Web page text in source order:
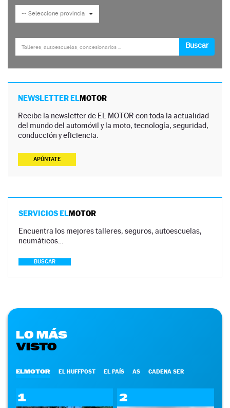
NEWSLETTER ELMOTOR
Recibe la newsletter de EL MOTOR con toda la actualidad
del mundo del automóvil y la moto, tecnología, seguridad,
conducción y eficiencia.
APÚNTATE
SERVICIOS ELMOTOR
Encuentra los mejores talleres, seguros, autoescuelas,
neumáticos…
BUSCAR
LO MÁS
VISTO
ELMOTOR EL HUFFPOST EL PAÍS AS CADENA SER
1 2